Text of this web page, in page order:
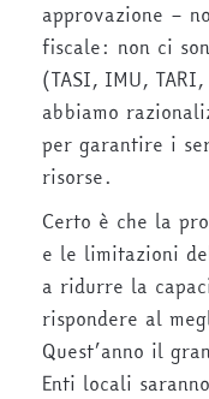
approvazione –
fiscale: non ci
(TASI, IMU,
abbiamo
per garantire i
risorse.
Certo è che la
e le limitazioni
a ridurre la
rispondere al
Quest’anno il
Enti locali